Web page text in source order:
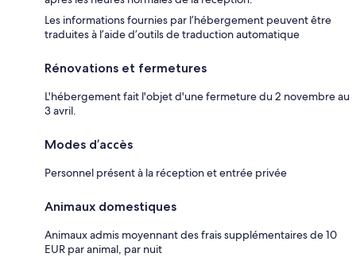
Les informations fournies par l’hébergement peuvent être
traduites à l’aide d’outils de traduction automatique
Rénovations et fermetures
L'hébergement fait l'objet d'une fermeture du 2 novembre au
3 avril.
Modes d’accès
Personnel présent à la réception et entrée privée
Animaux domestiques
Animaux admis moyennant des frais supplémentaires de 10
EUR par animal, par nuit